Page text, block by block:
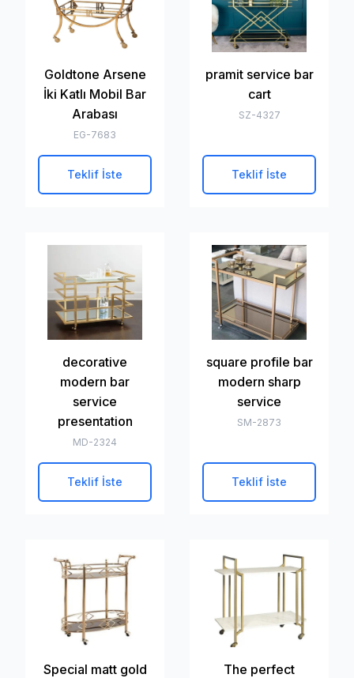
Goldtone Arsene
İki Katlı Mobil Bar
Arabası
EG-7683
Teklif İste
pramit service bar
cart
SZ-4327
Teklif İste
decorative
modern bar
service
presentation
MD-2324
Teklif İste
square profile bar
modern sharp
service
SM-2873
Teklif İste
Special matt gold
The perfect